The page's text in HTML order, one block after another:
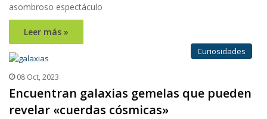
asombroso espectáculo
Leer más »
Curiosidades
08 Oct, 2023
Encuentran galaxias gemelas que pueden
revelar «cuerdas cósmicas»